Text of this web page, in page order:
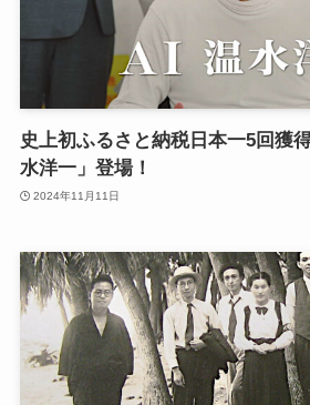
史上初ふるさと納税日本一5回獲
水洋一」登場！
2024年11月11日